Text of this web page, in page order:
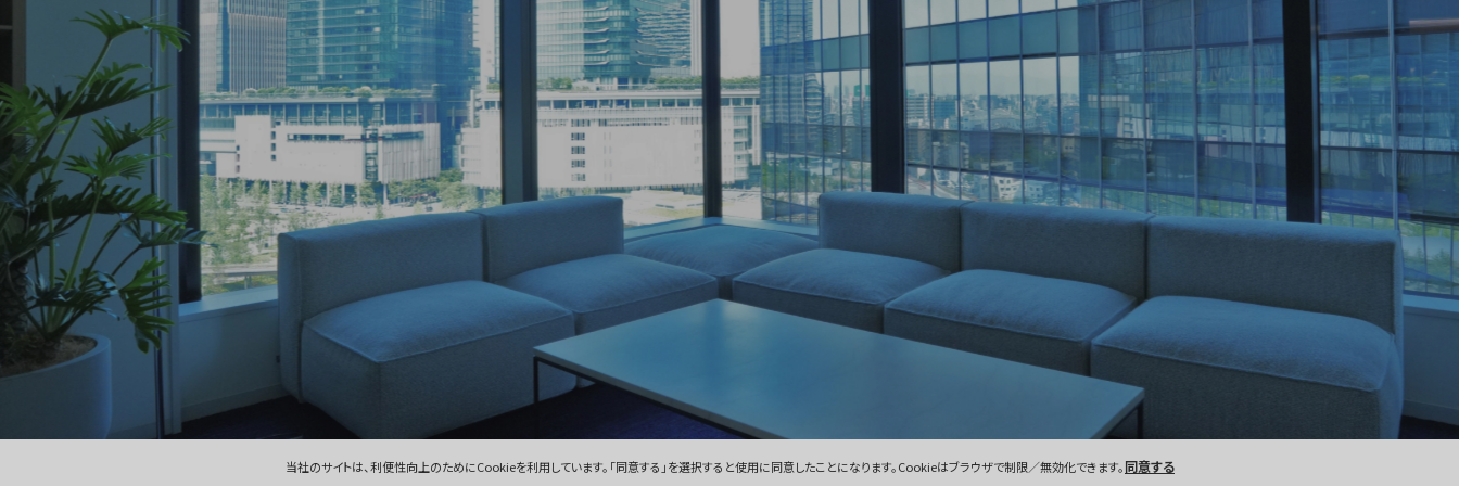
当社のサイトは、利便性向上のためにCookieを利用しています。 「同意する」を選択すると使用に同意したことになります。Cookieはブラウザで制限／無効化できます。同意する